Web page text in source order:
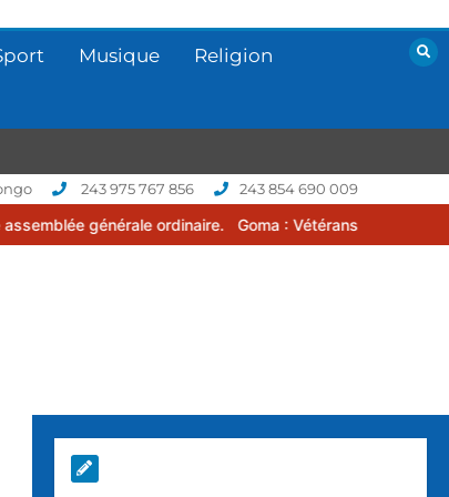
Musique Religion
243 975 767 856 243 854 690 009
ordinaire. Goma : Vétérans Cup 2026 -2027, une